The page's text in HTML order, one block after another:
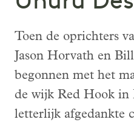
Toen de oprichters
Jason Horvath en
begonnen met het
de wijk Red Hook in
letterlijk afgedankte